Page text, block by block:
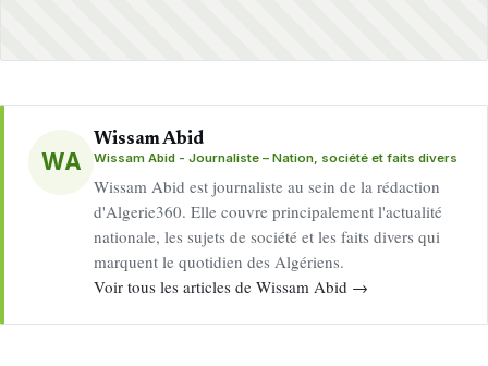
WA
Wissam Abid
Wissam Abid - Journaliste – Nation, société et faits divers
Wissam Abid est journaliste au sein de la rédaction
d'Algerie360. Elle couvre principalement l'actualité
nationale, les sujets de société et les faits divers qui
marquent le quotidien des Algériens.
Voir tous les articles de Wissam Abid →